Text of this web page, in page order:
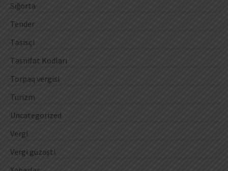
Sığorta
Tender
Təsisçi
Təsnifat Kodları
Torpaq vergisi
Turizm
Uncategorized
Vergi
Vergi güzəşti